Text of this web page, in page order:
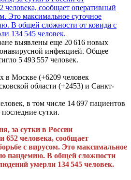
выявлены еще 20 616 новых
инфекцией. Общее
5 493 557 человек.
в Москве (+6209 человек
области (+2453) и Санкт-
в том числе 14 697 пациентов
сутки.
за сутки в России
652 человека, сообщает
с вирусом. Это максимальное
пандемию. В общей сложности
умерли 134 545 человек.